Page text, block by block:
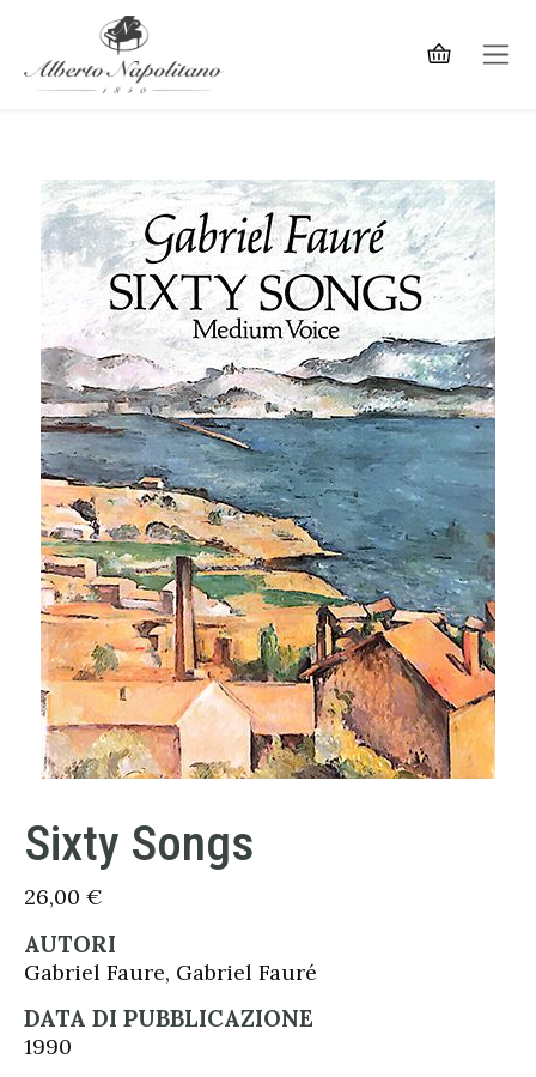
Sixty Songs
26,00 €
AUTORI
Gabriel Faure, Gabriel Fauré
DATA DI PUBBLICAZIONE
1990